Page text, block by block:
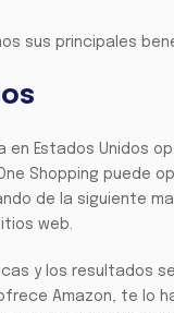
sus principales
en Estados Unidos
Shopping puede
de la siguiente
web.
y los resultados
Amazon, te lo